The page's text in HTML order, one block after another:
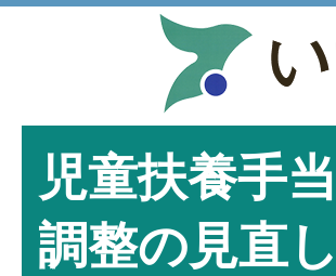
児童扶養手
調整の見直し